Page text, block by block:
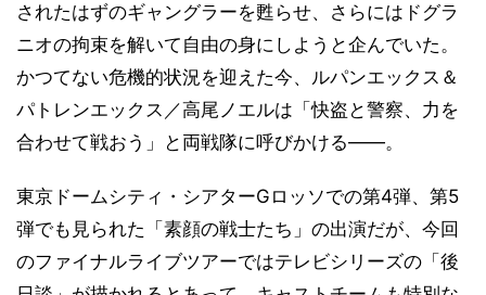
されたはずのギャングラーを甦らせ、さらにはドグラ
ニオの拘束を解いて自由の身にしようと企んでいた。
かつてない危機的状況を迎えた今、ルパンエックス＆
パトレンエックス／高尾ノエルは「快盗と警察、力を
合わせて戦おう」と両戦隊に呼びかける――。
東京ドームシティ・シアターGロッソでの第4弾、第5
弾でも見られた「素顔の戦士たち」の出演だが、今回
のファイナルライブツアーではテレビシリーズの「後